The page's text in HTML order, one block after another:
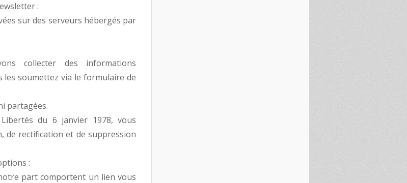
:
sur des serveurs hébergés par
collecter des informations
les soumettez via le formulaire de
partagées.
du 6 janvier 1978, vous
de rectification et de suppression
:
part comportent un lien vous